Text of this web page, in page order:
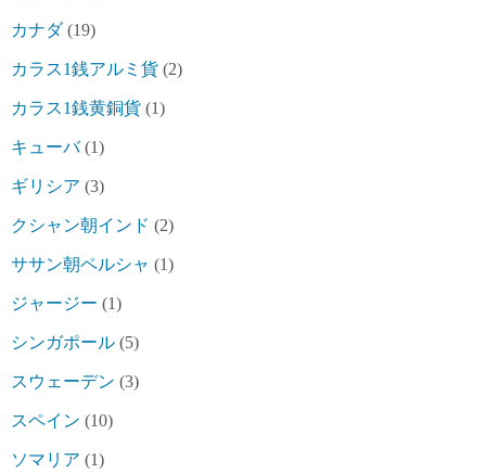
カナダ(19)
カラス1銭アルミ貨 (2)
カラス1銭黄銅貨 (1)
キューバ(1)
ギリシア (3)
クシャン朝インド (2)
ササン朝ペルシャ (1)
ジャージー (1)
シンガポール (5)
スウェーデン (3)
スペイン (10)
ソマリア (1)